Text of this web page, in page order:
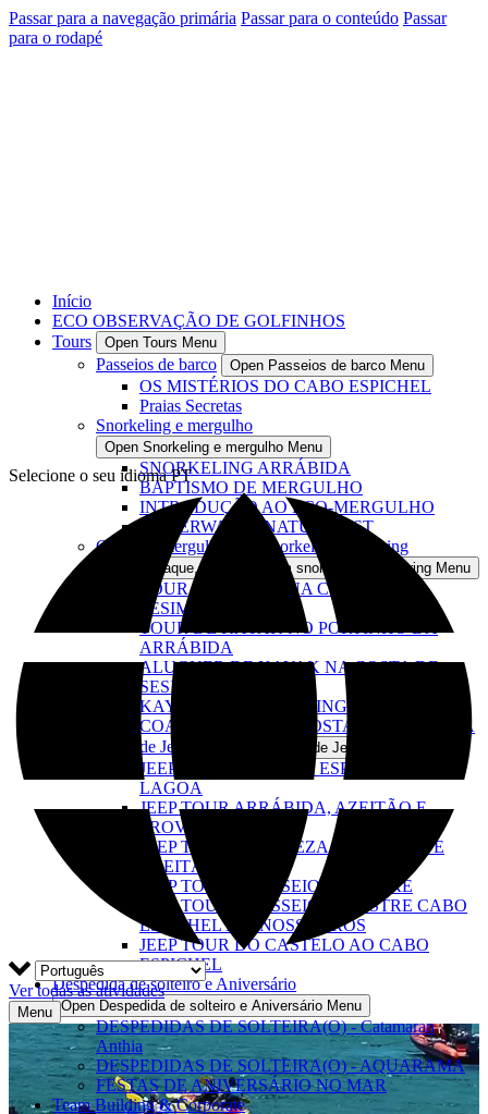
Passar para a navegação primária Passar para o conteúdo Passar
para o rodapé
Início
ECO OBSERVAÇÃO DE GOLFINHOS
Tours
Open Tours Menu
Passeios de barco Open Passeios de barco Menu
OS MISTÉRIOS DO CABO ESPICHEL
Praias Secretas
Snorkeling e mergulho
Open Snorkeling e mergulho Menu
SNORKELING ARRÁBIDA
BAPTISMO DE MERGULHO
INTRODUÇÃO AO ECO-MERGULHO
UNDERWATER NATURALIST
Caiaque, mergulho com snorkel e coasteering
Open Caiaque, mergulho com snorkel e coasteering Menu
TOUR DE KAYAK NA COSTA DE
SESIMBRA
TOUR DE KAYAK NO PORTINHO DA
ARRÁBIDA
ALUGUER DE KAYAK NA COSTA DE
SESIMBRA
KAYAK & COASTEERING
COASTEERING NA COSTA DE SESIMBRA
Tours de Jeep 4×4
Open Tours de Jeep 4×4 Menu
JEEP TOUR DO CABO ESPICHEL À
LAGOA
JEEP TOUR ARRÁBIDA, AZEITÃO E
PROVA DE VINHOS
JEEP TOUR NATUREZA, ARRÁBIDA E
AZEITÃO
JEEP TOUR E PASSEIO PEDESTRE
JEEP TOUR E PASSEIO PEDESTRE CABO
ESPICHEL E DINOSSAUROS
JEEP TOUR DO CASTELO AO CABO
ESPICHEL
Despedida de solteiro e Aniversário
Open Despedida de solteiro e Aniversário Menu
DESPEDIDAS DE SOLTEIRA(O) - Catamaran
Anthia
DESPEDIDAS DE SOLTEIRA(O) - AQUARAMA
FESTAS DE ANIVERSÁRIO NO MAR
Team Building & Corporate
Selecione o seu idioma PT
Ver todas as atividades
Menu